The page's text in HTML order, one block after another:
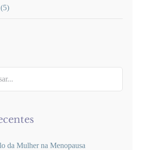
da Mulher na Menopausa